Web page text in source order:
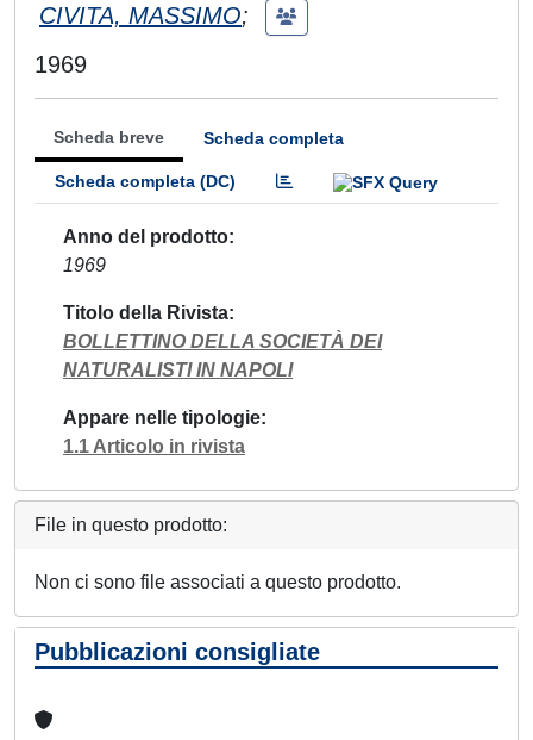
CIVITA, MASSIMO;
1969
Scheda breve Scheda completa
Scheda completa (DC)
Anno del prodotto
1969
Titolo della Rivista
BOLLETTINO DELLA SOCIETÀ DEI
NATURALISTI IN NAPOLI
Appare nelle tipologie
1.1 Articolo in rivista
File in questo prodotto:
Non ci sono file associati a questo prodotto.
Pubblicazioni consigliate